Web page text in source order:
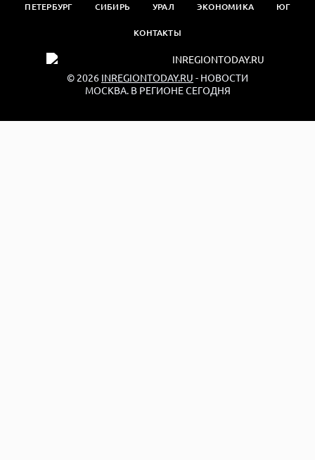
ПЕТЕРБУРГ СИБИРЬ УРАЛ ЭКОНОМИКА ЮГ
КОНТАКТЫ
© 2026 INREGIONTODAY.RU - НОВОСТИ
МОСКВА. В РЕГИОНЕ СЕГОДНЯ